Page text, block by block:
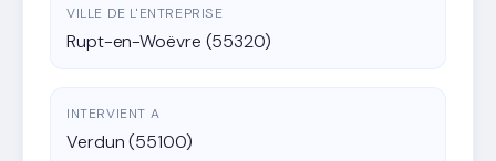
VILLE DE L'ENTREPRISE
Rupt-en-Woëvre (55320)
INTERVIENT A
Verdun (55100)